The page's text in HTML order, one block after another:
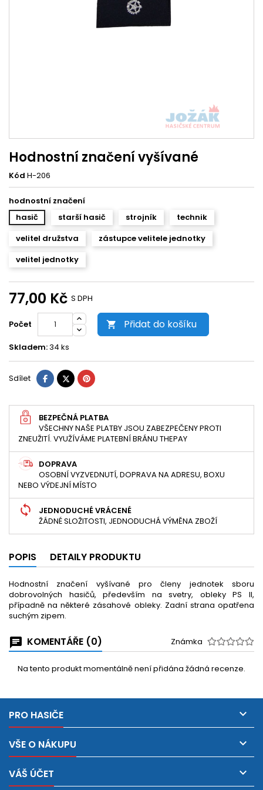
Hodnostní značení vyšívané
Kód H-206
hodnostní značení
hasič
starší hasič strojník
technik
velitel družstva
zástupce velitele jednotky
velitel jednotky
77,00 Kč S DPH
Počet  Přidat do košíku
Skladem:34 ks
Sdílet SdíletTweetPinterest
BEZPEČNÁ PLATBA
VŠECHNY NAŠE PLATBY JSOU ZABEZPEČENY PROTI
ZNEUŽITÍ. VYUŽÍVÁME PLATEBNÍ BRÁNU THEPAY
DOPRAVA
OSOBNÍ VYZVEDNUTÍ, DOPRAVA NA ADRESU, BOXU
NEBO VÝDEJNÍ MÍSTO
JEDNODUCHÉ VRÁCENÉ
ŽÁDNÉ SLOŽITOSTI, JEDNODUCHÁ VÝMĚNA ZBOŽÍ
POPIS DETAILY PRODUKTU
Hodnostní značení vyšívané pro členy jednotek sboru
dobrovolných hasičů, především na svetry, obleky PS II,
případně na některé zásahové obleky. Zadní strana opatřena
suchým zipem.
KOMENTÁŘE (0) Známka
Na tento produkt momentálně není přidána žádná recenze.
PRO HASIČE 
VŠE O NÁKUPU 
VÁŠ ÚČET 